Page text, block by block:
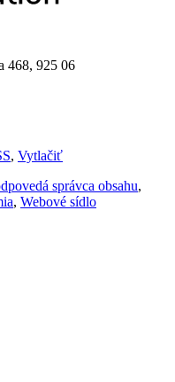
468, 925 06
, Vytlačiť
správca obsahu,
, Webové sídlo